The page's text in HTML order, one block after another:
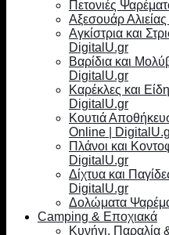
Πετονιές
Αξεσουάρ
Αγκίστρια και
DigitalU.gr
Βαρίδια και
DigitalU.gr
Καρέκλες και
DigitalU.gr
Κουτιά
Online |
Πλάνοι και
DigitalU.gr
Δίχτυα και
DigitalU.gr
Δολώματα
Camping & Εποχιακά
Κυνήγι, Παραλία